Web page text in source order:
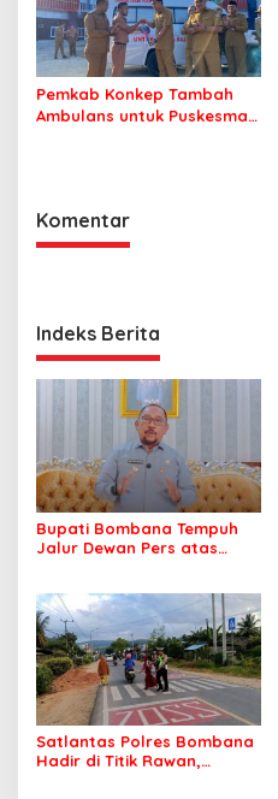
Pemkab Konkep Tambah
Ambulans untuk Puskesmas
Komentar
Indeks Berita
Bupati Bombana Tempuh
Jalur Dewan Pers atas
Satlantas Polres Bombana
Hadir di Titik Rawan,